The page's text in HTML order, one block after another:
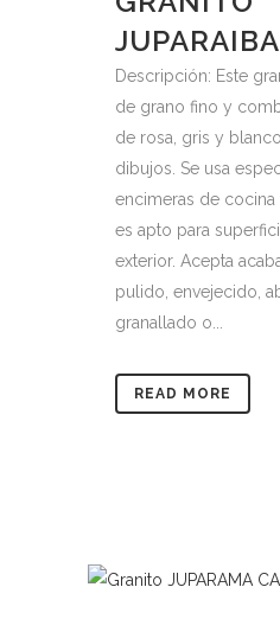
JUPARAIBA
Descripción: Este
de grano fino y
de rosa, gris y
dibujos. Se usa
encimeras de cocina
es apto para
exterior. Acepta
pulido, envejecido,
granallado o...
READ MORE